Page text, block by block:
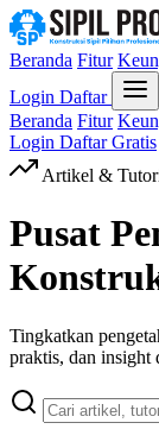
Beranda Fitur
Login Daftar
Beranda Fitur
Login Daftar Gratis
Artikel &
Pusat
Tingkatkan
praktis, dan insight